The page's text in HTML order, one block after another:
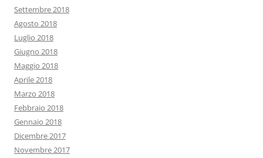
Settembre 2018
Agosto 2018
Luglio 2018
Giugno 2018
Maggio 2018
Aprile 2018
Marzo 2018
Febbraio 2018
Gennaio 2018
Dicembre 2017
Novembre 2017